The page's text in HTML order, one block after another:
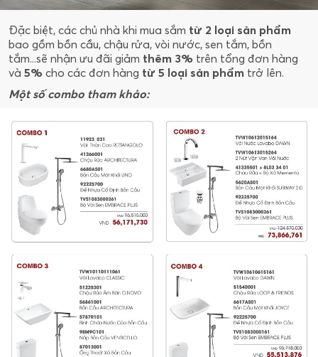
Đặc biệt, các chủ nhà khi mua sắm từ 2 loại sản phẩm
bao gồm bồn cầu, chậu rửa, vòi nước, sen tắm, bồn
tắm...sẽ nhận ưu đãi giảm thêm 3% trên tổng đơn hàng
và 5% cho các đơn hàng từ 5 loại sản phẩm trở lên.
Một số combo tham khảo: